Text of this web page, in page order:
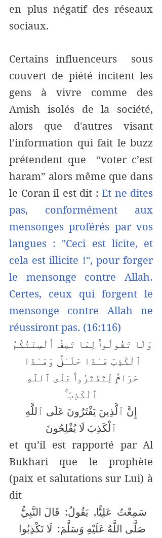
en plus négatif des réseaux
sociaux.
Certains influenceurs  sous
couvert de piété incitent les
gens à vivre comme des
Amish isolés de la société,
alors que d'autres visant
l’information qui fait le buzz
prétendent que  “voter c’est
haram” alors même que dans
le Coran il est dit : Et ne dites
pas, conformément aux
mensonges proférés par vos
langues : "Ceci est licite, et
cela est illicite !", pour forger
le mensonge contre Allah.
Certes, ceux qui forgent le
mensonge contre Allah ne
réussiront pas. (16:116)
وَلَا تَقُولُوا۟ لِمَا تَصِفُ أَلْسِنَتُكُمُ
ٱلْكَذِبَ هَـٰذَا حَلَـٰلٌۭ وَهَـٰذَا
حَرَامٌۭ لِّتَفْتَرُوا۟ عَلَى ٱللَّهِ
ٱلْكَذِبَ ۚ
إِنَّ ٱلَّذِينَ يَفْتَرُونَ عَلَى ٱللَّهِ
ٱلْكَذِبَ لَا يُفْلِحُونَ
et qu’il est rapporté par Al
Bukhari que le prophète
(paix et salutations sur Lui) à
dit
سَمِعْتُ ‏ ‏عَلِيًّا, ‏ ‏يَقُولُ: ‏ ‏قَالَ النَّبِيُّ ‏
‏صَلَّى اللَّهُ عَلَيْهِ وَسَلَّمَ: ‏ ‏لَا تَكْذِبُوا